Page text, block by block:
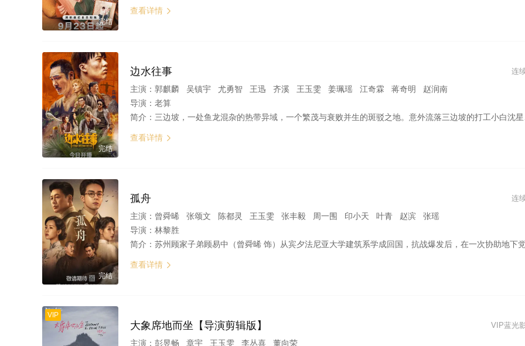
完结
查看详情 
完结
连
边水往事
主演： 郭麒麟 吴镇宇 尤勇智 王迅 齐溪 王玉雯 姜珮瑶 江奇霖 蒋奇明 赵润南
导演： 老算
简介： 三边坡，一处鱼龙混杂的热带异域，一个繁茂与衰败并生的斑驳之地。意外流落三边坡的打工小白沈星（郭麒麟 饰）遇到在多方势力间游走的三边坡和事佬猜叔（吴镇宇 饰），一场冒险，一段善良微光指引下的回归，在留与逃的挣扎中将如何上演。
查看详情 
完结
连
孤舟
主演： 曾舜晞 张颂文 陈都灵 王玉雯 张丰毅 周一围 印小天 叶青 赵滨 张瑶
导演： 林黎胜
简介： 苏州顾家子弟顾易中（曾舜晞 饰）从宾夕法尼亚大学建筑系学成回国，抗战爆发后，在一次协助地下党女友的营救行动失败后，苏州地下组织联络点也全部暴露。顾易中因日伪故意栽赃陷害被误认为是党内叛徒，在无法自证清白的情况下，他主动潜入日伪，几经周折后终于成为我党在苏州特工站中的一名潜伏人员。顾易中面顶着巨大压力，与苏州特工站站长周知非（张颂文 饰）和日军顾问近藤利男斗智斗勇，乘机找出了党内真正的叛徒“黑八”并将其除去。顾易中持续不断地为我党秘密搜集情报，多次救党内同志于危难之中，为我党苏州地下组织的抗日救国运动提供了巨大支持和帮助。他以坚定不移的信仰奋勇向前，在斗争中不断成
查看详情 
VIP
VIP蓝光
大象席地而坐【导演剪辑版】
主演： 彭昱畅 章宇 王玉雯 李丛喜 董向荣